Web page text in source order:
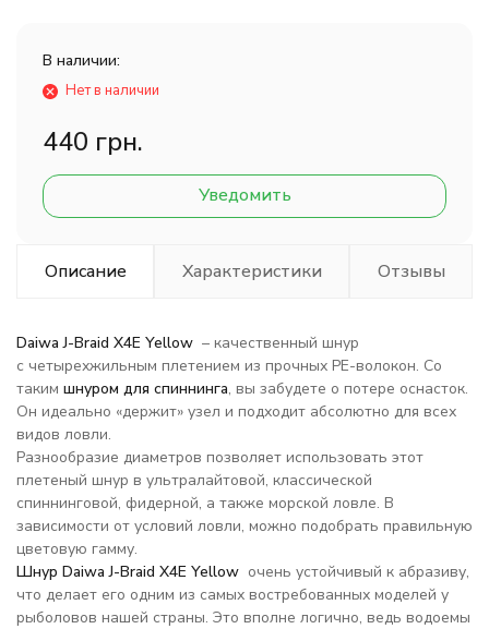
В наличии:
Нет в наличии
440 грн.
Уведомить
Описание Характеристики Отзывы
Daiwa J-Braid X4E Yellow – качественный шнур
с четырехжильным плетением из прочных PE-волокон. Со
таким шнуром для спиннинга, вы забудете о потере оснасток.
Он идеально «держит» узел и подходит абсолютно для всех
видов ловли.
Разнообразие диаметров позволяет использовать этот
плетеный шнур в ультралайтовой, классической
спиннинговой, фидерной, а также морской ловле. В
зависимости от условий ловли, можно подобрать правильную
цветовую гамму.
Шнур Daiwa J-Braid X4E Yellow очень устойчивый к абразиву,
что делает его одним из самых востребованных моделей у
рыболовов нашей страны. Это вполне логично, ведь водоемы